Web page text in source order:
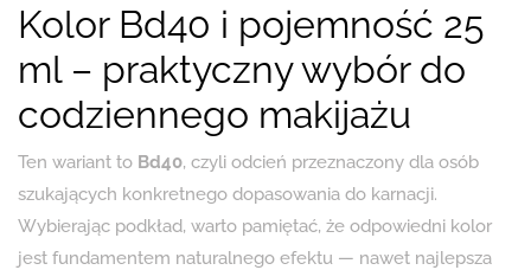
Kolor Bd40 i pojemność 25
ml – praktyczny wybór do
codziennego makijażu
Ten wariant to Bd40, czyli odcień przeznaczony dla osób
szukających konkretnego dopasowania do karnacji.
Wybierając podkład, warto pamiętać, że odpowiedni kolor
jest fundamentem naturalnego efektu — nawet najlepsza